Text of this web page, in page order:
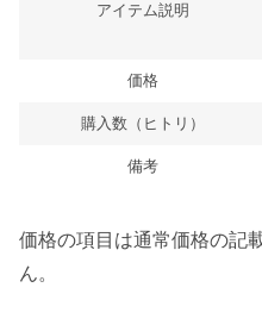
アイテム説明
価格
購入数（ヒトリ）
備考
価格の項目は通常価格の記
ん。